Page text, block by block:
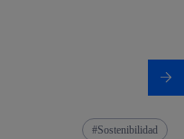
Sostenibilidad